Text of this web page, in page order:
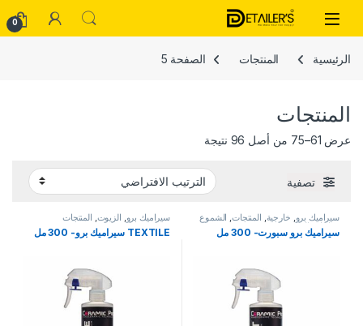
Skip to navigation
Skip to content
Open
0
الرئيسية المنتجات الصفحة 5
المنتجات
عرض 61–75 من أصل 96 نتيجة
تصفية
سيراميك برو, خارجية, المنتجات, الشموع
ومانعات التسرب
سيراميك برو سبورت- 300 مل
سيراميك برو, الزيوت, المنتجات
TEXTILE سيراميك برو- 300 مل